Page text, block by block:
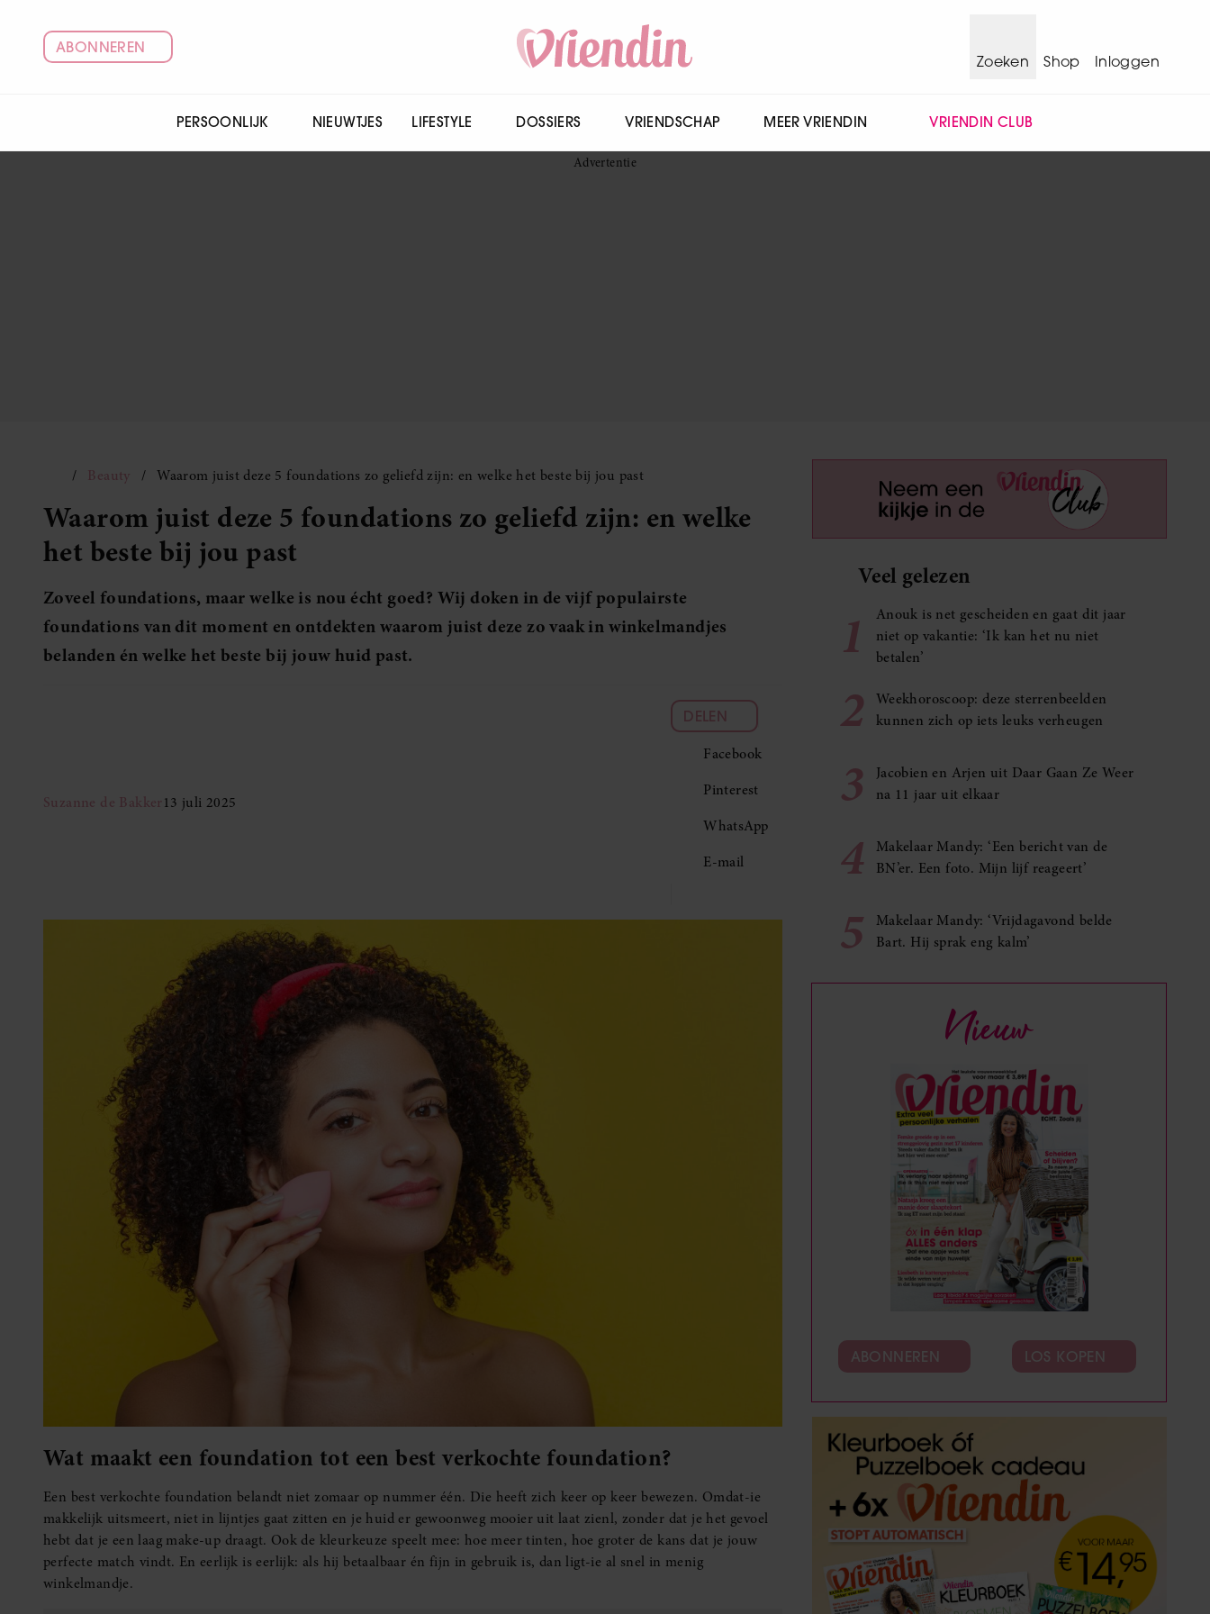
ABONNEREN
Zoeken
Shop Inloggen
PERSOONLIJK NIEUWTJES LIFESTYLE DOSSIERS VRIENDSCHAP MEER VRIENDIN VRIENDIN CLUB
Beauty Waarom juist deze 5 foundations zo geliefd zijn: en welke het beste bij jou past
Waarom juist deze 5 foundations zo geliefd zijn: en welke
het beste bij jou past
Zoveel foundations, maar welke is nou écht goed? Wij doken in de vijf populairste
foundations van dit moment en ontdekten waarom juist deze zo vaak in winkelmandjes
belanden én welke het beste bij jouw huid past.
Suzanne de Bakker13 juli 2025
DELEN
Facebook
Pinterest
WhatsApp
E-mail
Wat maakt een foundation tot een best verkochte foundation?
Een best verkochte foundation belandt niet zomaar op nummer één. Die heeft zich keer op keer bewezen. Omdat-ie
makkelijk uitsmeert, niet in lijntjes gaat zitten en je huid er gewoonweg mooier uit laat zienl, zonder dat je het gevoel
hebt dat je een laag make-up draagt. Ook de kleurkeuze speelt mee: hoe meer tinten, hoe groter de kans dat je jouw
perfecte match vindt. En eerlijk is eerlijk: als hij betaalbaar én fijn in gebruik is, dan ligt-ie al snel in menig
winkelmandje.
Veel gelezen
1
Anouk is net gescheiden en gaat dit jaar
niet op vakantie: ‘Ik kan het nu niet
betalen’
2
Weekhoroscoop: deze sterrenbeelden
kunnen zich op iets leuks verheugen
3
Jacobien en Arjen uit Daar Gaan Ze Weer
na 11 jaar uit elkaar
4
Makelaar Mandy: ‘Een bericht van de
BN’er. Een foto. Mijn lijf reageert’
5
Makelaar Mandy: ‘Vrijdagavond belde
Bart. Hij sprak eng kalm’
Nieuw
ABONNEREN LOS KOPEN